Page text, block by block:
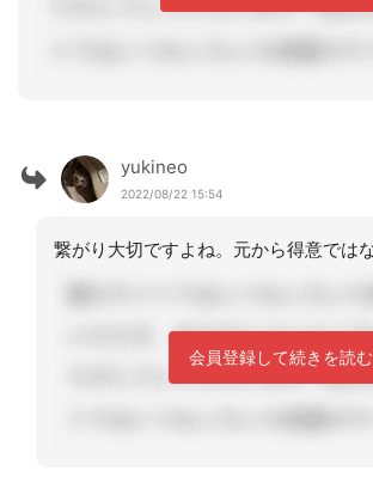
yukineo
2022/08/22 15:54
会員登録して続きを読む